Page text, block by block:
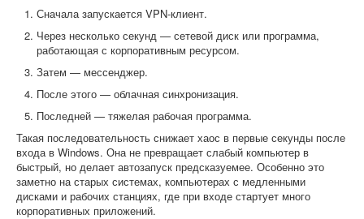
Сначала запускается VPN-клиент.
Через несколько секунд — сетевой диск или программа,
работающая с корпоративным ресурсом.
Затем — мессенджер.
После этого — облачная синхронизация.
Последней — тяжелая рабочая программа.
Такая последовательность снижает хаос в первые секунды после
входа в Windows. Она не превращает слабый компьютер в
быстрый, но делает автозапуск предсказуемее. Особенно это
заметно на старых системах, компьютерах с медленными
дисками и рабочих станциях, где при входе стартует много
корпоративных приложений.